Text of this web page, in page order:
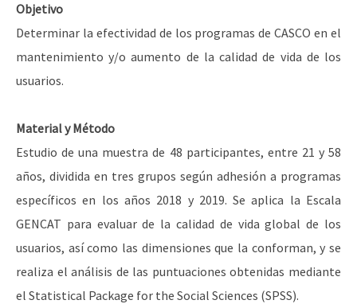
Objetivo
Determinar la efectividad de los programas de CASCO en el
mantenimiento y/o aumento de la calidad de vida de los
usuarios.
Material y Método
Estudio de una muestra de 48 participantes, entre 21 y 58
años, dividida en tres grupos según adhesión a programas
específicos en los años 2018 y 2019. Se aplica la Escala
GENCAT para evaluar de la calidad de vida global de los
usuarios, así como las dimensiones que la conforman, y se
realiza el análisis de las puntuaciones obtenidas mediante
el Statistical Package for the Social Sciences (SPSS).